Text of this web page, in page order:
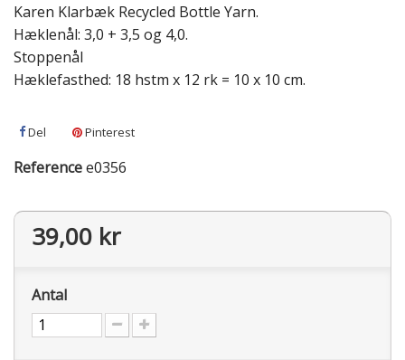
Karen Klarbæk Recycled Bottle Yarn.
Hæklenål: 3,0 + 3,5 og 4,0.
Stoppenål
Hæklefasthed: 18 hstm x 12 rk = 10 x 10 cm.
Del Pinterest
Referencee0356
39,00 kr
Antal